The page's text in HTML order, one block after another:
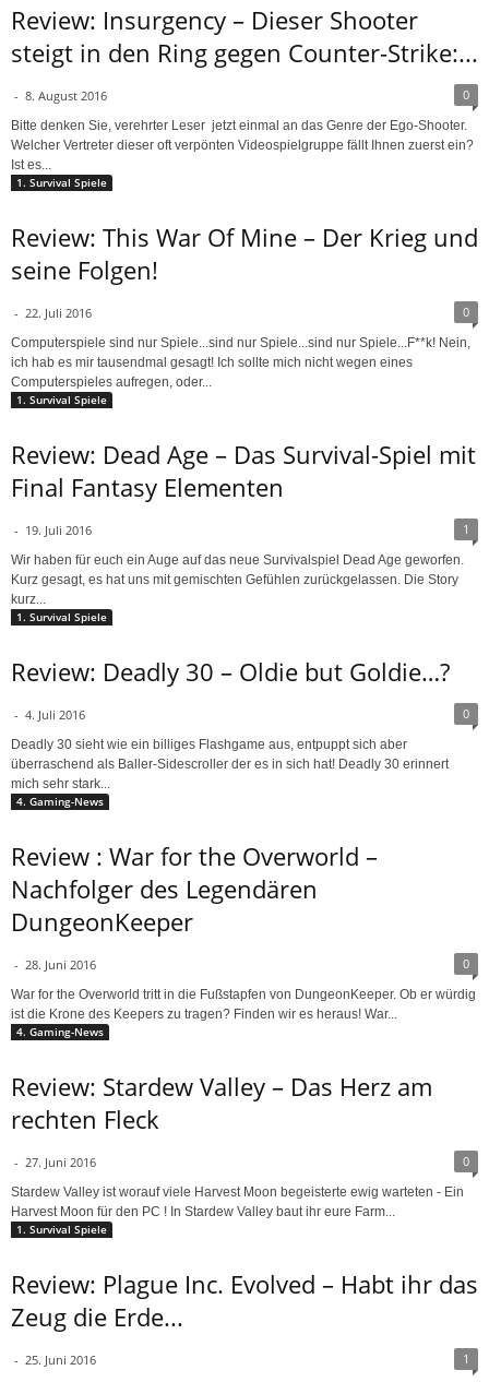
Review: Insurgency – Dieser Shooter
steigt in den Ring gegen Counter-Strike:...
- 8. August 2016 0
Bitte denken Sie, verehrter Leser jetzt einmal an das Genre der Ego-Shooter.
Welcher Vertreter dieser oft verpönten Videospielgruppe fällt Ihnen zuerst ein?
Ist es...
1. Survival Spiele
Review: This War Of Mine – Der Krieg und
seine Folgen!
- 22. Juli 2016 0
Computerspiele sind nur Spiele...sind nur Spiele...sind nur Spiele...F**k! Nein,
ich hab es mir tausendmal gesagt! Ich sollte mich nicht wegen eines
Computerspieles aufregen, oder...
1. Survival Spiele
Review: Dead Age – Das Survival-Spiel mit
Final Fantasy Elementen
- 19. Juli 2016 1
Wir haben für euch ein Auge auf das neue Survivalspiel Dead Age geworfen.
Kurz gesagt, es hat uns mit gemischten Gefühlen zurückgelassen. Die Story
kurz...
1. Survival Spiele
Review: Deadly 30 – Oldie but Goldie…?
- 4. Juli 2016 0
Deadly 30 sieht wie ein billiges Flashgame aus, entpuppt sich aber
überraschend als Baller-Sidescroller der es in sich hat! Deadly 30 erinnert
mich sehr stark...
4. Gaming-News
Review : War for the Overworld –
Nachfolger des Legendären
DungeonKeeper
- 28. Juni 2016 0
War for the Overworld tritt in die Fußstapfen von DungeonKeeper. Ob er würdig
ist die Krone des Keepers zu tragen? Finden wir es heraus! War...
4. Gaming-News
Review: Stardew Valley – Das Herz am
rechten Fleck
- 27. Juni 2016 0
Stardew Valley ist worauf viele Harvest Moon begeisterte ewig warteten - Ein
Harvest Moon für den PC ! In Stardew Valley baut ihr eure Farm...
1. Survival Spiele
Review: Plague Inc. Evolved – Habt ihr das
Zeug die Erde...
- 25. Juni 2016 1